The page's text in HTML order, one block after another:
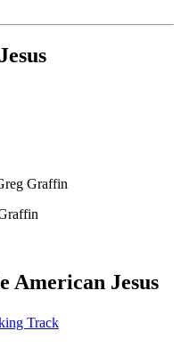
Graffin
American Jesus
Track